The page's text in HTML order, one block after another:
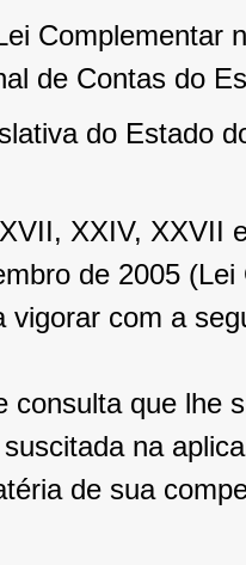
Complementar
de Contas do
do Estado
XXIV, XXVII
de 2005
vigorar com a
consulta que lhe
na
de sua